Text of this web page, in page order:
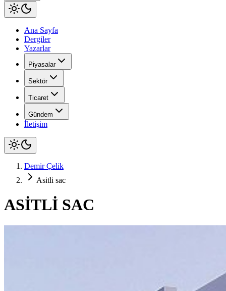
Ana Sayfa
Dergiler
Yazarlar
Piyasalar
Sektör
Ticaret
Gündem
İletişim
Demir Çelik
Asitli sac
ASİTLİ SAC